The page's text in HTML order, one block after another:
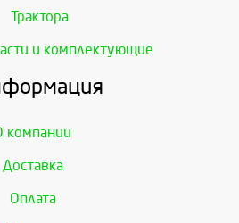
Трактора
и комплектующие
компании
Доставка
Оплата